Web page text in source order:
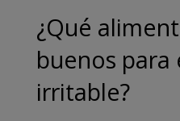
¿Qué
buenos para
irritable?